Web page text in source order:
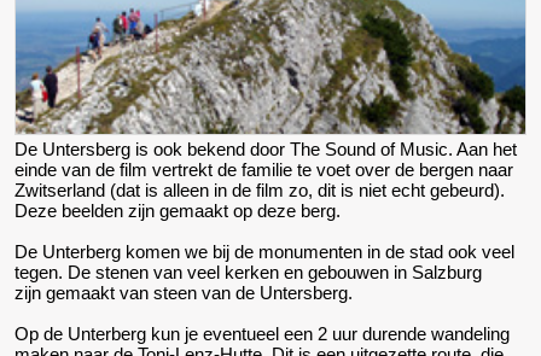
De Untersberg is ook bekend door The Sound of Music. Aan het
einde van de film vertrekt de familie te voet over de bergen naar
Zwitserland (dat is alleen in de film zo, dit is niet echt gebeurd).
Deze beelden zijn gemaakt op deze berg.
De Unterberg komen we bij de monumenten in de stad ook veel
tegen. De stenen van veel kerken en gebouwen in Salzburg
zijn gemaakt van steen van de Untersberg.
Op de Unterberg kun je eventueel een 2 uur durende wandeling